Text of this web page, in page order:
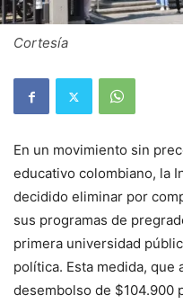
Cortesía
En un movimiento sin
educativo colombiano, la
decidido eliminar por
sus programas de
primera universidad
política. Esta medida,
desembolso de $104.900